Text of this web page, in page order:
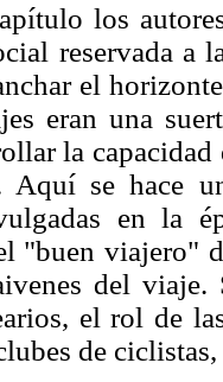
los
reservada a
el
eran una
la
se hace
en la
"buen viajero"
del viaje.
el rol de
de